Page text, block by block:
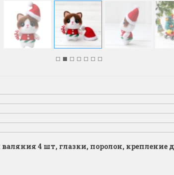
4 шт, глазки, поролон, крепление